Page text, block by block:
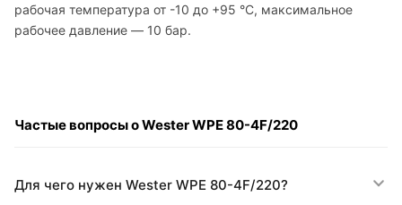
рабочая температура от -10 до +95 °C, максимальное
рабочее давление — 10 бар.
Частые вопросы о Wester WPE 80-4F/220
Для чего нужен Wester WPE 80-4F/220?